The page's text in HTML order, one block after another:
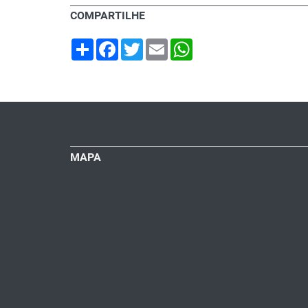
COMPARTILHE
Share Facebook
TwitterEmail
MAPA